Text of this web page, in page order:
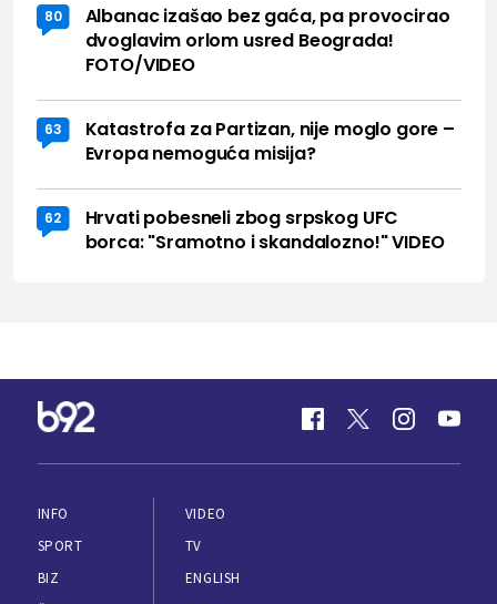
80
Albanac izašao bez gaća, pa provocirao
dvoglavim orlom usred Beograda!
FOTO/VIDEO
63
Katastrofa za Partizan, nije moglo gore –
Evropa nemoguća misija?
62
Hrvati pobesneli zbog srpskog UFC
borca: "Sramotno i skandalozno!" VIDEO
INFO
SPORT
BIZ
VIDEO
TV
ENGLISH